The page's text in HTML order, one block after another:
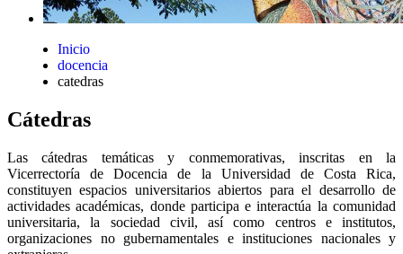
Inicio
docencia
catedras
Cátedras
Las cátedras temáticas y conmemorativas, inscritas en la
Vicerrectoría de Docencia de la Universidad de Costa Rica,
constituyen espacios universitarios abiertos para el desarrollo de
actividades académicas, donde participa e interactúa la comunidad
universitaria, la sociedad civil, así como centros e institutos,
organizaciones no gubernamentales e instituciones nacionales y